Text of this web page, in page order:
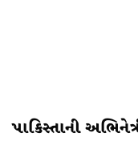
પાકિસ્તાની